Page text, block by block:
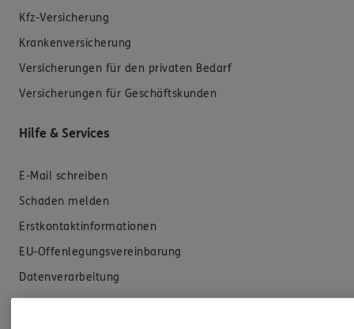
Kfz-Versicherung
Krankenversicherung
Versicherungen für den privaten Bedarf
Versicherungen für Geschäftskunden
Hilfe & Services
E-Mail schreiben
Schaden melden
Erstkontaktinformationen
EU-Offenlegungsvereinbarung
Datenverarbeitung